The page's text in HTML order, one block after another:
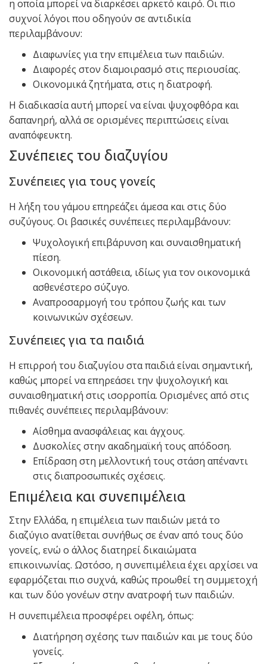
η οποία μπορεί να διαρκέσει αρκετό καιρό. Οι πιο
συχνοί λόγοι που οδηγούν σε αντιδικία
περιλαμβάνουν:
Διαφωνίες για την επιμέλεια των παιδιών.
Διαφορές στον διαμοιρασμό στις περιουσίας.
Οικονομικά ζητήματα, στις η διατροφή.
Η διαδικασία αυτή μπορεί να είναι ψυχοφθόρα και
δαπανηρή, αλλά σε ορισμένες περιπτώσεις είναι
αναπόφευκτη.
Συνέπειες του διαζυγίου
Συνέπειες για τους γονείς
Η λήξη του γάμου επηρεάζει άμεσα και στις δύο
συζύγους. Οι βασικές συνέπειες περιλαμβάνουν:
Ψυχολογική επιβάρυνση και συναισθηματική
πίεση.
Οικονομική αστάθεια, ιδίως για τον οικονομικά
ασθενέστερο σύζυγο.
Αναπροσαρμογή του τρόπου ζωής και των
κοινωνικών σχέσεων.
Συνέπειες για τα παιδιά
Η επιρροή του διαζυγίου στα παιδιά είναι σημαντική,
καθώς μπορεί να επηρεάσει την ψυχολογική και
συναισθηματική στις ισορροπία. Ορισμένες από στις
πιθανές συνέπειες περιλαμβάνουν:
Αίσθημα ανασφάλειας και άγχους.
Δυσκολίες στην ακαδημαϊκή τους απόδοση.
Επίδραση στη μελλοντική τους στάση απέναντι
στις διαπροσωπικές σχέσεις.
Επιμέλεια και συνεπιμέλεια
Στην Ελλάδα, η επιμέλεια των παιδιών μετά το
διαζύγιο ανατίθεται συνήθως σε έναν από τους δύο
γονείς, ενώ ο άλλος διατηρεί δικαιώματα
επικοινωνίας. Ωστόσο, η συνεπιμέλεια έχει αρχίσει να
εφαρμόζεται πιο συχνά, καθώς προωθεί τη συμμετοχή
και των δύο γονέων στην ανατροφή των παιδιών.
Η συνεπιμέλεια προσφέρει οφέλη, όπως:
Διατήρηση σχέσης των παιδιών και με τους δύο
γονείς.